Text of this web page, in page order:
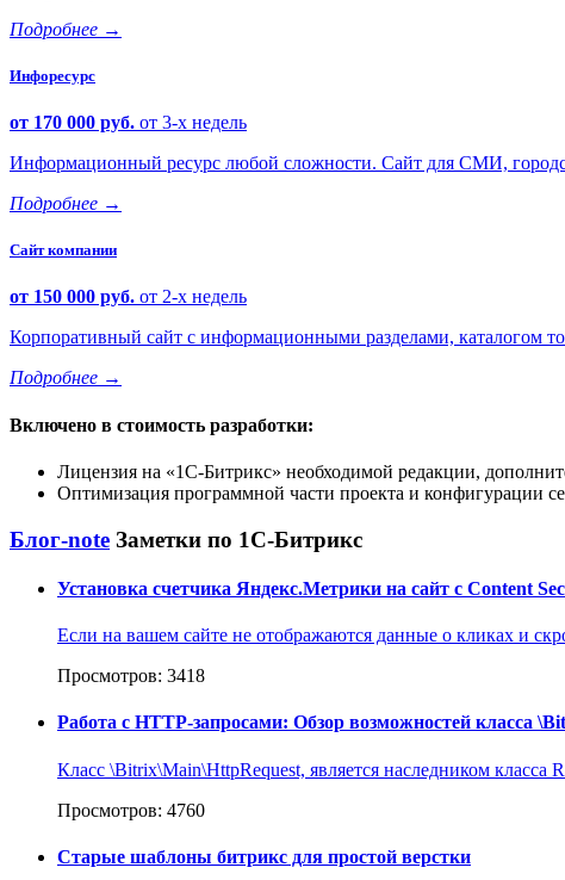
Подробнее →
Инфоресурс
от 170 000 руб. от 3-х недель
Информационный ресурс любой сложности. Сайт для СМИ,
Подробнее →
Сайт компании
от 150 000 руб. от 2-х недель
Корпоративный сайт с информационными разделами, каталогом
Подробнее →
Включено в стоимость разработки:
Лицензия на 1С-Битрикс
необходимой редакции,
Оптимизация программной части проекта и конфигурации
Блог-note Заметки по 1С-Битрикс
Установка счетчика Яндекс.Метрики на сайт с Content
Если на вашем сайте не отображаются данные о кликах и
Просмотров: 3418
Работа с HTTP-запросами: Обзор возможностей класса
Класс \Bitrix\Main\HttpRequest, является наследником
Просмотров: 4760
Старые шаблоны битрикс для простой верстки